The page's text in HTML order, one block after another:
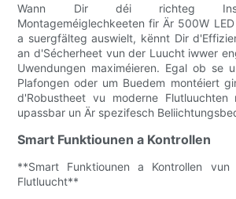
Wann Dir déi richteg
Montageméiglechkeeten fir Är 500W
a suergfälteg auswielt, kënnt Dir
an d'Sécherheet vun der Luucht iwwer
Uwendungen maximéieren. Egal ob se
Plafongen oder um Buedem montéiert
d'Robustheet vu moderne Flutluuchten
upassbar un Är spezifesch
Smart Funktiounen a Kontrollen
**Smart Funktiounen a Kontrollen
Flutluucht**